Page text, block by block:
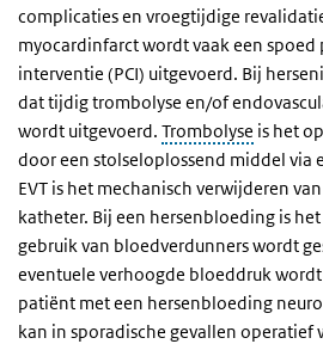
complicaties en vroegtijdige
myocardinfarct wordt vaak een spoed
interventie (PCI) uitgevoerd. Bij
dat tijdig trombolyse en/of
wordt uitgevoerd. Trombolyse is het
door een stolseloplossend middel via
EVT is het mechanisch verwijderen
katheter. Bij een hersenbloeding is
gebruik van bloedverdunners wordt
eventuele verhoogde bloeddruk wordt
patiënt met een hersenbloeding
kan in sporadische gevallen operatief